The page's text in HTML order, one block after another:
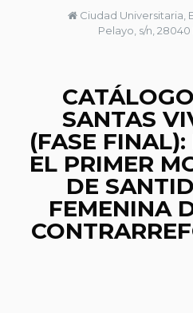
Ciudad Universitaria,
Pelayo, s/n,
SANTAS
(FASE
EL PRIMER
DE
FEMENINA